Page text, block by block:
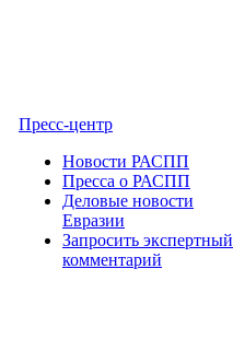
Пресс-центр
Новости РАСПП
Пресса о РАСПП
Деловые новости
Евразии
Запросить экспертный
комментарий